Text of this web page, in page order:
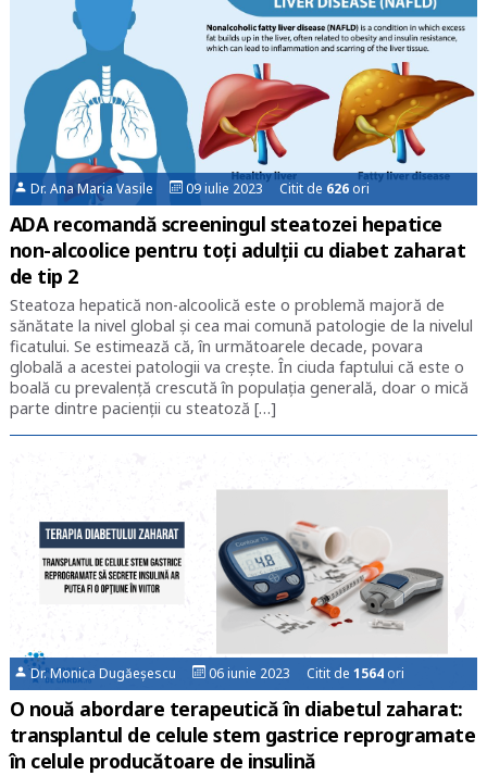
Dr. Ana Maria Vasile 09 iulie 2023 Citit de 626 ori
ADA recomandă screeningul steatozei hepatice
non-alcoolice pentru toți adulții cu diabet zaharat
de tip 2
Steatoza hepatică non-alcoolică este o problemă majoră de
sănătate la nivel global și cea mai comună patologie de la nivelul
ficatului. Se estimează că, în următoarele decade, povara
globală a acestei patologii va crește. În ciuda faptului că este o
boală cu prevalență crescută în populația generală, doar o mică
parte dintre pacienții cu steatoză […]
Dr. Monica Dugăeșescu 06 iunie 2023 Citit de1564 ori
O nouă abordare terapeutică în diabetul zaharat:
transplantul de celule stem gastrice reprogramate
în celule producătoare de insulină